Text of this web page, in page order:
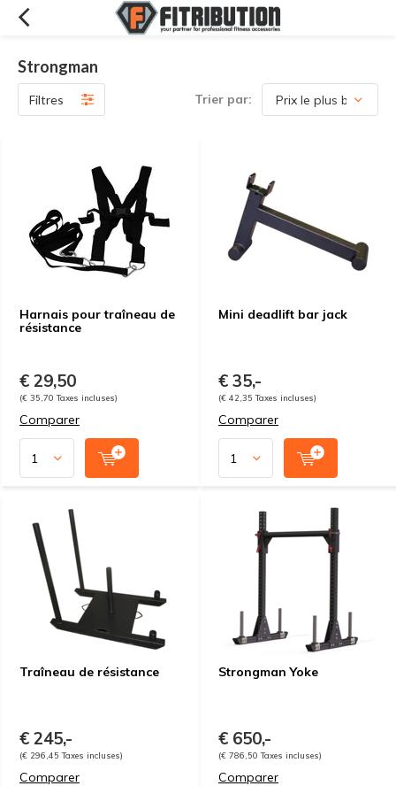
Strongman
Filtres Trier par:
Harnais pour traîneau de
résistance
€ 29,50
(€ 35,70 Taxes incluses)
Comparer
Mini deadlift bar jack
€ 35,-
(€ 42,35 Taxes incluses)
Comparer
Traîneau de résistance
€ 245,-
(€ 296,45 Taxes incluses)
Comparer
Strongman Yoke
€ 650,-
(€ 786,50 Taxes incluses)
Comparer